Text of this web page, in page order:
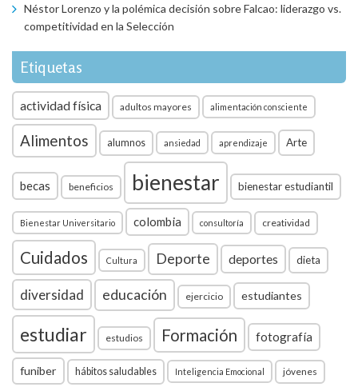
Néstor Lorenzo y la polémica decisión sobre Falcao: liderazgo vs.
competitividad en la Selección
Etiquetas
actividad física adultos mayores alimentación consciente
Alimentos alumnos ansiedad aprendizaje Arte
becas beneficios bienestar bienestar estudiantil
Bienestar Universitario colombia consultoría creatividad
Cuidados Cultura Deporte deportes dieta
diversidad educación ejercicio estudiantes
estudiar estudios Formación fotografía
funiber hábitos saludables Inteligencia Emocional jóvenes